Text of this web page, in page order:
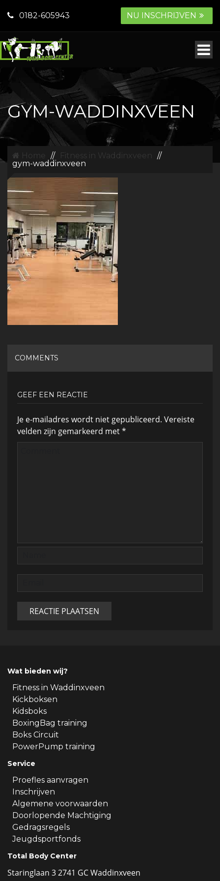
0182-605943 NU INSCHRIJVEN
GYM-WADDINXVEEN
Home // Fitness in Waddinxveen //
gym-waddinxveen
COMMENTS
GEEF EEN REACTIE
Je e-mailadres wordt niet gepubliceerd. Vereiste
velden zijn gemarkeerd met*
Wat bieden wij?
Fitness in Waddinxveen
Kickboksen
Kidsboks
BoxingBag training
Boks Circuit
PowerPump training
Service
Proefles aanvragen
Inschrijven
Algemene voorwaarden
Doorlopende Machtiging
Gedragsregels
Jeugdsportfonds
Total Body Center
Staringlaan 3 2741 GC Waddinxveen